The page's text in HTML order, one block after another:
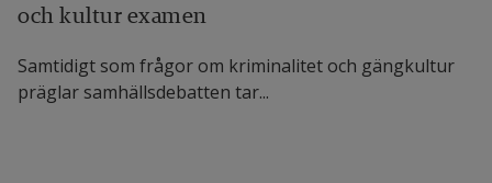
och kultur examen
Samtidigt som frågor om kriminalitet och gängkultur
präglar samhälls­debatten tar...